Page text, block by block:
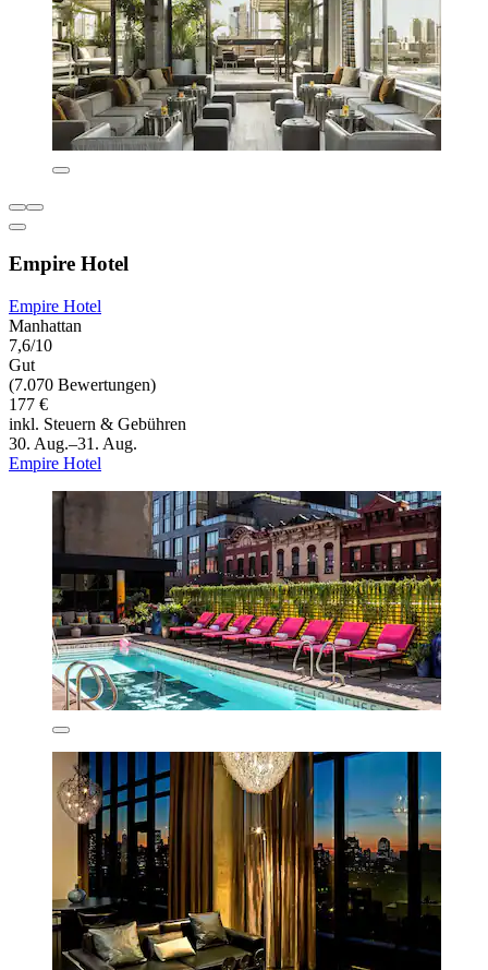
Empire Hotel
Empire Hotel
Manhattan
7,6/10
Gut
(7.070 Bewertungen)
177 €
inkl. Steuern & Gebühren
30. Aug.–31. Aug.
Empire Hotel